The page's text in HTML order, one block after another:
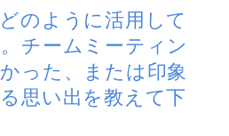
のように活用して
チームミーティン
った、または印象
思い出を教えて下